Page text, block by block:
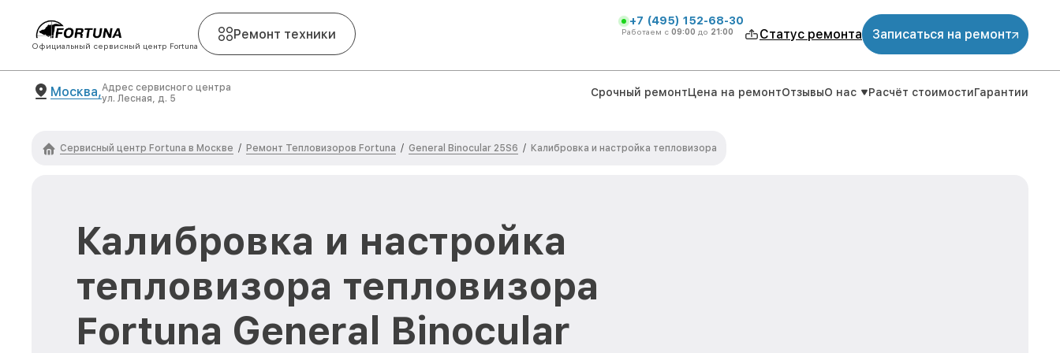
Официальный сервисный центр Fortuna
Ремонт техники
+7 (495) 152-68-30
Работаем с 09:00 до 21:00 Статус ремонта Записаться на ремонт
Москва,Адрес сервисного центра
ул. Лесная, д. 5
Срочный ремонтЦена на ремонтОтзывыО нас Расчёт стоимостиГарантии
Сервисный центр Fortuna в Москве / Ремонт Тепловизоров Fortuna / General Binocular 25S6 / Калибровка и настройка тепловизора
Калибровка и настройка
тепловизора тепловизора
Fortuna General Binocular